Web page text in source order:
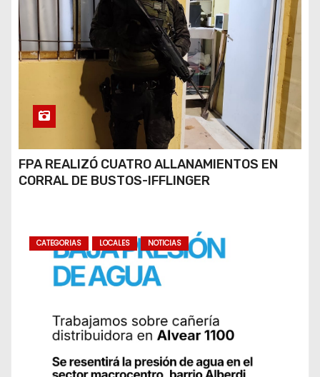
FPA REALIZÓ CUATRO ALLANAMIENTOS EN
CORRAL DE BUSTOS-IFFLINGER
CATEGORIAS LOCALES NOTICIAS